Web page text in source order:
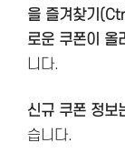
을 즐겨찾기
로운 쿠폰이 올
니다.
신규 쿠폰 정보
습니다.